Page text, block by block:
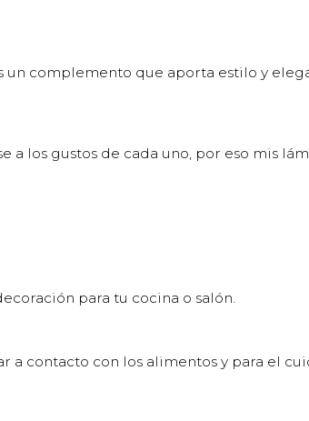
complemento que aporta estilo y
los gustos de cada uno, por eso mis
para tu cocina o salón.
a contacto con los alimentos y para el